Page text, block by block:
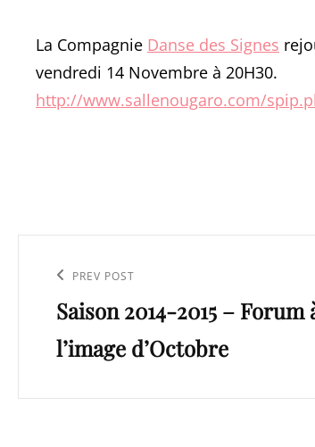
La Compagnie Danse des Signes
vendredi 14 Novembre à 20H30.
http://www.sallenougaro.com/
l’article
Previous
Post
PREV POST
Saison 2014-2015 – Forum
l’image d’Octobre